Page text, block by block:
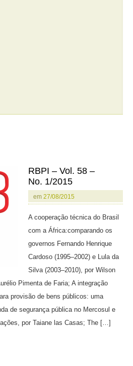
RBPI – Vol. 58 –
No. 1/2015
em 27/08/2015
A cooperação técnica do Brasil
com a África:comparando os
governos Fernando Henrique
Cardoso (1995–2002) e Lula da
Silva (2003–2010), por Wilson
Pimenta de Faria; A integração
provisão de bens públicos: uma
de segurança pública no Mercosul e
por Taiane las Casas; The […]